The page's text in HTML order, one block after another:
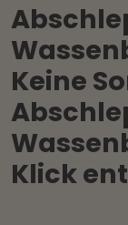
Keine
Klick